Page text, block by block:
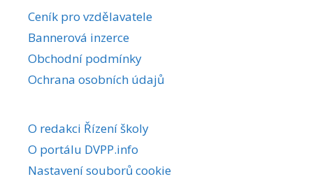
Ceník pro vzdělavatele
Bannerová inzerce
Obchodní podmínky
Ochrana osobních údajů
O redakci Řízení školy
O portálu DVPP.info
Nastavení souborů cookie